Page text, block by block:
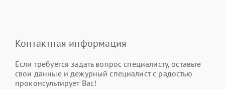
Контактная информация
Если требуется задать вопрос специалисту, оставьте
свои данные и дежурный специалист с радостью
проконсультирует Вас!